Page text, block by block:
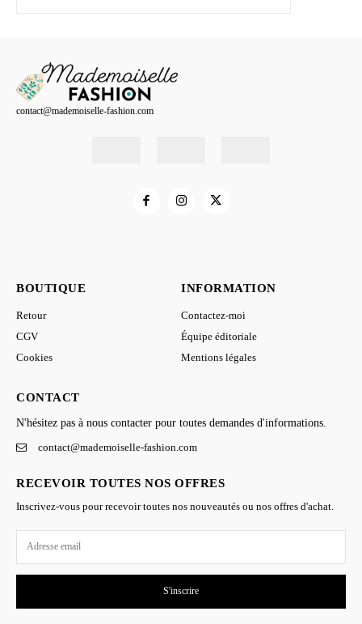
contact@mademoiselle-fashion.com
BOUTIQUE
Retour
CGV
Cookies
INFORMATION
Contactez-moi
Équipe éditoriale
Mentions légales
CONTACT
N'hésitez pas à nous contacter pour toutes demandes d'informations.
contact@mademoiselle-fashion.com
RECEVOIR TOUTES NOS OFFRES
Inscrivez-vous pour recevoir toutes nos nouveautés ou nos offres d'achat.
S'inscrire